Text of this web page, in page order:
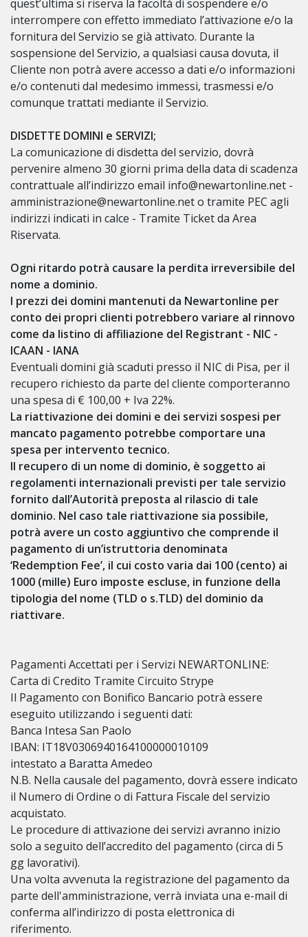
quest’ultima si riserva la facoltà di sospendere e/o
interrompere con effetto immediato l’attivazione e/o la
fornitura del Servizio se già attivato. Durante la
sospensione del Servizio, a qualsiasi causa dovuta, il
Cliente non potrà avere accesso a dati e/o informazioni
e/o contenuti dal medesimo immessi, trasmessi e/o
comunque trattati mediante il Servizio.
DISDETTE DOMINI e SERVIZI;
La comunicazione di disdetta del servizio, dovrà
pervenire almeno 30 giorni prima della data di scadenza
contrattuale all’indirizzo email info@newartonline.net -
amministrazione@newartonline.net o tramite PEC agli
indirizzi indicati in calce - Tramite Ticket da Area
Riservata.
Ogni ritardo potrà causare la perdita irreversibile del
nome a dominio.
I prezzi dei domini mantenuti da Newartonline per
conto dei propri clienti potrebbero variare al rinnovo
come da listino di affiliazione del Registrant - NIC -
ICAAN - IANA
Eventuali domini già scaduti presso il NIC di Pisa, per il
recupero richiesto da parte del cliente comporteranno
una spesa di € 100,00 + Iva 22%.
La riattivazione dei domini e dei servizi sospesi per
mancato pagamento potrebbe comportare una
spesa per intervento tecnico.
Il recupero di un nome di dominio, è soggetto ai
regolamenti internazionali previsti per tale servizio
fornito dall’Autorità preposta al rilascio di tale
dominio. Nel caso tale riattivazione sia possibile,
potrà avere un costo aggiuntivo che comprende il
pagamento di un’istruttoria denominata
‘Redemption Fee’, il cui costo varia dai 100 (cento) ai
1000 (mille) Euro imposte escluse, in funzione della
tipologia del nome (TLD o s.TLD) del dominio da
riattivare.
Pagamenti Accettati per i Servizi NEWARTONLINE:
Carta di Credito Tramite Circuito Strype
Il Pagamento con Bonifico Bancario potrà essere
eseguito utilizzando i seguenti dati:
Banca Intesa San Paolo
IBAN: IT18V0306940164100000010109
intestato a Baratta Amedeo
N.B. Nella causale del pagamento, dovrà essere indicato
il Numero di Ordine o di Fattura Fiscale del servizio
acquistato.
Le procedure di attivazione dei servizi avranno inizio
solo a seguito dell’accredito del pagamento (circa di 5
gg lavorativi).
Una volta avvenuta la registrazione del pagamento da
parte dell'amministrazione, verrà inviata una e-mail di
conferma all’indirizzo di posta elettronica di
riferimento.